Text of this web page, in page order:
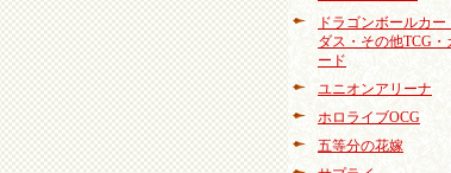
ドラゴンボールカー
ダス・その他TCG・
ード
ユニオンアリーナ
ホロライブOCG
五等分の花嫁